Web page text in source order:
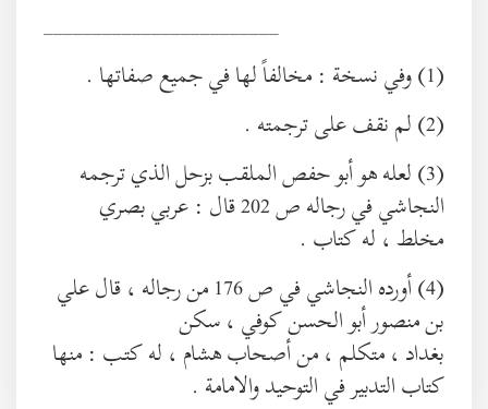
________________________
(1) وفي نسخة : مخالفاً لها في جميع صفاتها .
(2) لم نقف على ترجمته .
(3) لعله هو أبو حفص الملقب بزحل الذي ترجمه
النجاشي في رجاله ص 202 قال : عربي بصري
مخلط ، له كتاب .
(4) أورده النجاشي في ص 176 من رجاله ، قال علي
بن منصور أبو الحسن كوفي ، سكن
بغداد ، متكلم ، من أصحاب هشام ، له كتب : منها
كتاب التدبير في التوحيد والامامة .